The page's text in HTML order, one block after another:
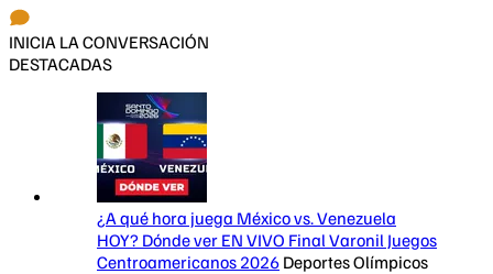
INICIA LA CONVERSACIÓN
DESTACADAS
¿A qué hora juega México vs. Venezuela
HOY? Dónde ver EN VIVO Final Varonil Juegos
Centroamericanos 2026 Deportes Olímpicos